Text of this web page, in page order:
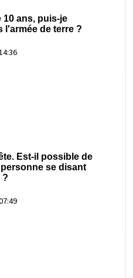
10 ans, puis-je
l'armée de terre ?
Est-il possible de
se disant
?